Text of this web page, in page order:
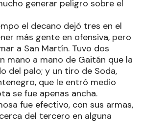
generar peligro sobre el
el decano dejó tres en el
más gente en ofensiva, pero
a San Martín. Tuvo dos
mano a mano de Gaitán que la
del palo; y un tiro de Soda,
que le entró medio
se fue apenas ancha.
fue efectivo, con sus armas,
del tercero en alguna